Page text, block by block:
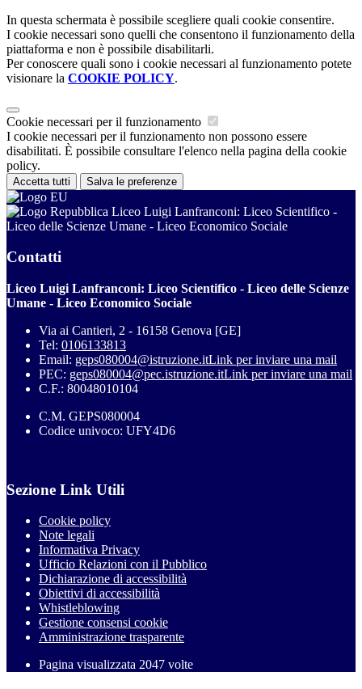
In questa schermata è possibile scegliere quali cookie consentire.
I cookie necessari sono quelli che consentono il funzionamento della
piattaforma e non è possibile disabilitarli.
Per conoscere quali sono i cookie necessari al funzionamento potete
visionare la COOKIE POLICY.
Cookie necessari per il funzionamento
I cookie necessari per il funzionamento non possono essere
disabilitati. È possibile consultare l'elenco nella pagina della cookie
policy.
Accetta tutti Salva le preferenze
Liceo Luigi Lanfranconi: Liceo Scientifico -
Liceo delle Scienze Umane - Liceo Economico Sociale
Contatti
Liceo Luigi Lanfranconi: Liceo Scientifico - Liceo delle Scienze
Umane - Liceo Economico Sociale
Via ai Cantieri, 2 - 16158 Genova [GE]
Tel: 0106133813
Email: geps080004@istruzione.itLink per inviare una mail
PEC: geps080004@pec.istruzione.itLink per inviare una mail
C.F.: 80048010104
C.M. GEPS080004
Codice univoco: UFY4D6
Sezione Link Utili
Cookie policy
Note legali
Informativa Privacy
Ufficio Relazioni con il Pubblico
Dichiarazione di accessibilità
Obiettivi di accessibilità
Whistleblowing
Gestione consensi cookie
Amministrazione trasparente
Pagina visualizzata 2047 volte